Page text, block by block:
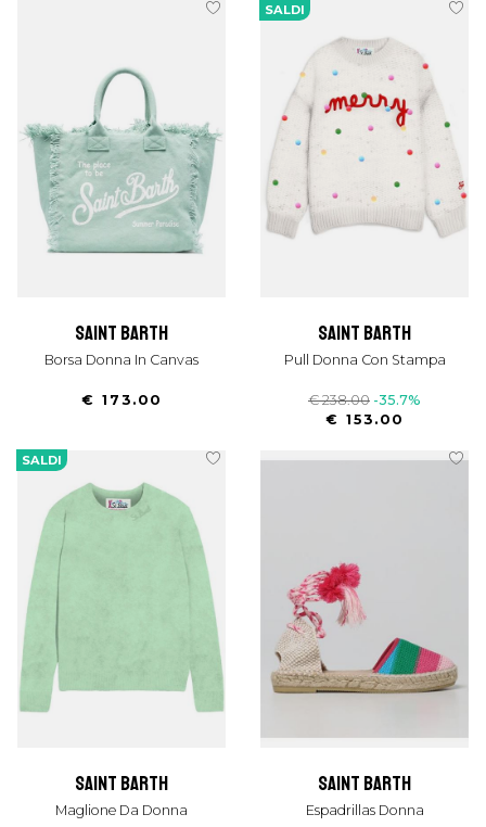
saint barth
Borsa Donna In Canvas
€ 173.00
SALDI
saint barth
Pull Donna Con Stampa
€ 238.00 -35.7%
€ 153.00
SALDI
saint barth
Maglione Da Donna
saint barth
Espadrillas Donna